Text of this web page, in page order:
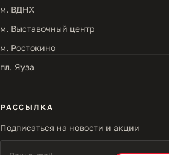
м. ВДНХ
м. Выставочный центр
м. Ростокино
пл. Яуза
РАССЫЛКА
Подписаться на новости и акции